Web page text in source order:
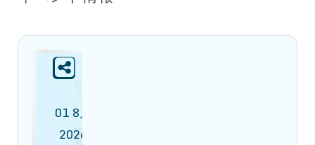
01 8月
2026